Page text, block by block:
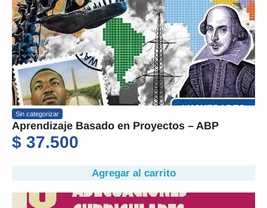
Sin categorizar
Aprendizaje Basado en Proyectos – ABP
$ 37.500
Agregar al carrito